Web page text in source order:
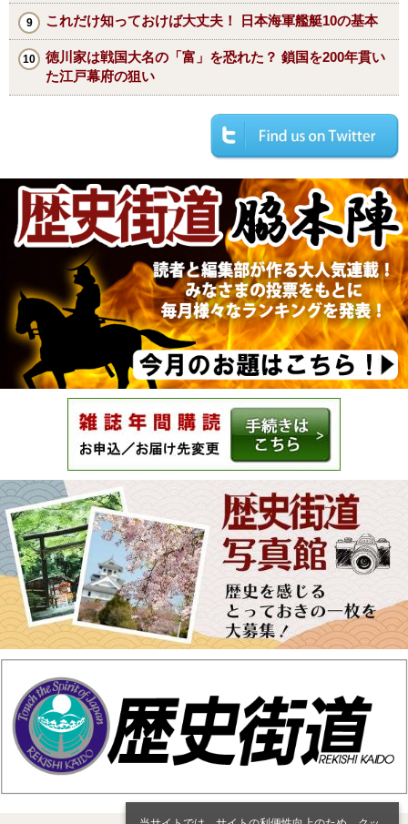
これだけ知っておけば大丈夫！ 日本海軍艦艇10の基本
徳川家は戦国大名の「富」を恐れた？ 鎖国を200年貫い
た江戸幕府の狙い